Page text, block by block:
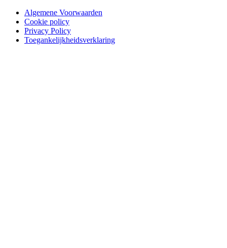
Algemene Voorwaarden
Cookie policy
Privacy Policy
Toegankelijkheidsverklaring